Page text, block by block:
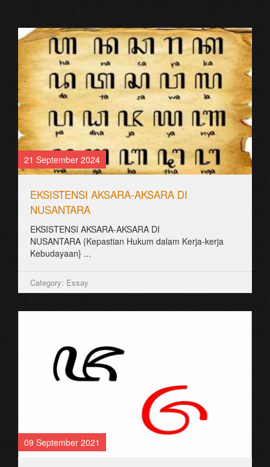
21 September 2024
EKSISTENSI AKSARA-AKSARA DI
NUSANTARA
EKSISTENSI AKSARA-AKSARA DI
NUSANTARA {Kepastian Hukum dalam Kerja-kerja
Kebudayaan} ...
Category: Essay
09 September 2021